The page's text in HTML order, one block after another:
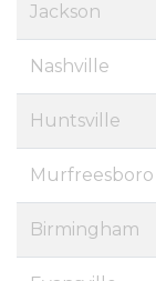
Jackson
Nashville
Huntsville
Murfreesboro
Birmingham